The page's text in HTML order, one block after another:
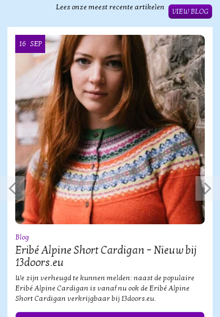
Lees onze meest recente artikelen
VIEW BLOG
16 SEP
Blog
Eribé Alpine Short Cardigan – Nieuw bij
13doors.eu
We zijn verheugd te kunnen melden: naast de populaire
Eribé Alpine Cardigan is vanaf nu ook de Eribé Alpine
Short Cardigan verkrijgbaar bij 13doors.eu.